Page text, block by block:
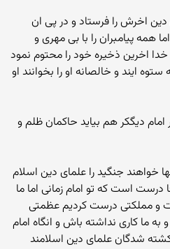
اخرش را فرستاد و در پی ان
همه پیامبران را با بی مهری و
اخرین ذخیره خود را محتوم نمود
ایند و خالصانه او را بخوانند او
امام دیگکر هم بیاید حاکمان ظلم و
خواهند جنگید را علمای دین اسلام
درست است که تو امام زمانی اما ما
و مملکتی درست کردیم عظمتی
به ما کاری نداشته باش و انگاه امام
کشته شدگان علمای دین اسلامند